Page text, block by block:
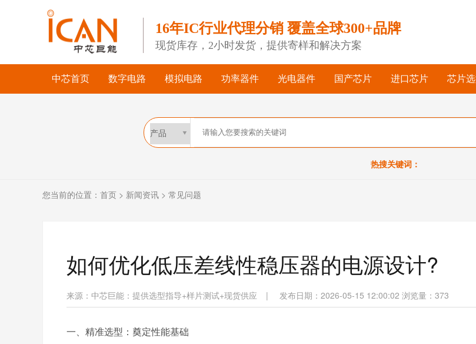
16年IC行业代理分销 覆盖全球300+品牌
现货库存，2小时发货，提供寄样和解决方案
中芯首页 数字电路 模拟电路 功率器件 光电器件 国产芯片 进口芯片 芯片
热搜关键词：
您当前的位置： 首页 > 新闻资讯 > 常见问题
如何优化低压差线性稳压器的电源设计?
来源： 中芯巨能：提供选型指导+样片测试+现货供应 | 发布日期：2026-05-15 12:00:02 浏览量： 373
一、精准选型：奠定性能基础